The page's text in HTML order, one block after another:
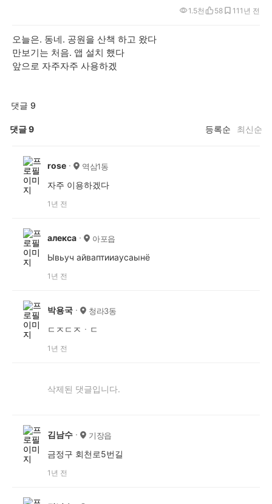
1년 전
1.5천 58 11
오늘은. 동네. 공원을 산책 하고 왔다
만보기는 처음. 앱 설치 했다
앞으로 자주자주 사용하겠
댓글 9
댓글9 등록순 최신순
rose 역삼1동
자주 이용하겠다
1년 전
алекса 아포읍
Ывьуч айваптииаусаынё
1년 전
박용국 청라3동
ㄷㅈㄷㅈㆍㄷ
1년 전
삭제된 댓글입니다.
김남수 기장읍
금정구 회천로5번길
1년 전